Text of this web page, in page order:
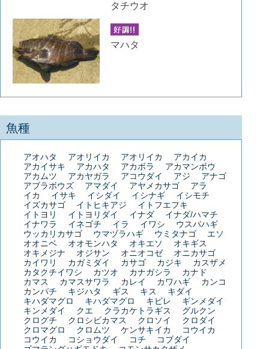
タチウオ
マハタ
魚種
アオハタ アオリイカ アオリイカ
アカイカ
アカイサキ
アカハタ アカボラ
アカマンボウ
アカムツ
アカヤガラ アコウダイ アジ
アナゴ
アブラボウズ
アマダイ アヤメカサゴ
アラ
イカ
イサキ イシダイ イシナギ
イシモチ
イズカサゴ
イトヒキアジ
イトフエフキ
イトヨリ
イトヨリダイ イナダ
イナダ/ハマチ
イナワラ
イネゴチ イラ イワシ
ウスバハギ
ウッカリカサゴ
ウマヅラハギ ウミタナゴ
エソ
オオニベ
オオモンハタ オキエソ
オキギス
オキメジナ
オジサン オニオコゼ
オニカサゴ
カイワリ
カガミダイ カサゴ カジキ
カスザメ
カタクチイワシ
カツオ カナガシラ
カナド
カマス
カマスサワラ カレイ カワハギ
カンコ
カンパチ
キジハタ ギス キス
キダイ
キハダマグロ
キハダマグロ キビレ
ギンメダイ
キンメダイ
クエ クラカケトラギス
グルクン
クログチ
クロシビカマス クロソイ
クロダイ
クロマグロ
クロムツ ケンサキイカ
コウイカ
コウイカ
コショウダイ コチ
コブダイ